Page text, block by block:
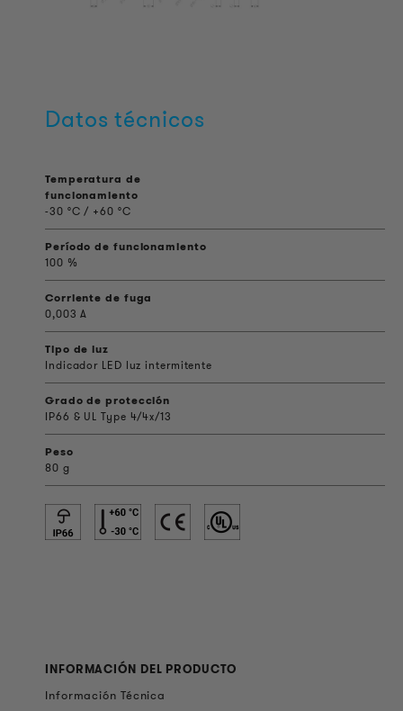
Datos técnicos
Temperatura de
funcionamiento
-30 °C / +60 °C
Período de funcionamiento
100 %
Corriente de fuga
0,003 A
Tipo de luz
Indicador LED luz intermitente
Grado de protección
IP66 & UL Type 4/4x/13
Peso
80 g
INFORMACIÓN DEL PRODUCTO
Información Técnica